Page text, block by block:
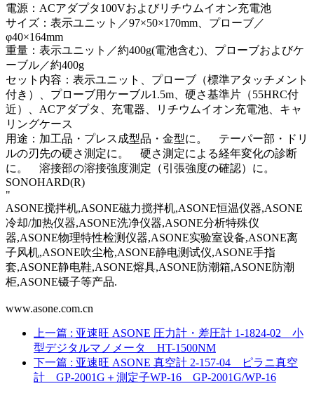
電源：ACアダプタ100Vおよびリチウムイオン充電池
サイズ：表示ユニット／97×50×170mm、プローブ／
φ40×164mm
重量：表示ユニット／約400g(電池含む)、プローブおよびケ
ーブル／約400g
セット内容：表示ユニット、プローブ（標準アタッチメント
付き）、プローブ用ケーブル1.5m、硬さ基準片（55HRC付
近）、ACアダプタ、充電器、リチウムイオン充電池、キャ
リングケース
用途：加工品・プレス成型品・金型に。 テーパー部・ドリ
ルの刃先の硬さ測定に。 硬さ測定による経年変化の診断
に。 溶接部の溶接強度測定（引張強度の確認）に。
SONOHARD(R)
"
ASONE搅拌机,ASONE磁力搅拌机,ASONE恒温仪器,ASONE
冷却/加热仪器,ASONE洗净仪器,ASONE分析特殊仪
器,ASONE物理特性检测仪器,ASONE实验室设备,ASONE离
子风机,ASONE吹尘枪,ASONE静电测试仪,ASONE手指
套,ASONE静电鞋,ASONE熔具,ASONE防潮箱,ASONE防潮
柜,ASONE镊子等产品.
www.asone.com.cn
上一篇 : 亚速旺 ASONE 圧力計・差圧計 1-1824-02 小
型デジタルマノメータ HT-1500NM
下一篇 : 亚速旺 ASONE 真空計 2-157-04 ピラニ真空
計 GP-2001G＋測定子WP-16 GP-2001G/WP-16